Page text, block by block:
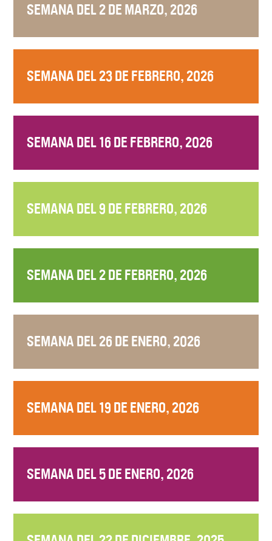
SEMANA DEL 2 DE MARZO, 2026
SEMANA DEL 23 DE FEBRERO, 2026
SEMANA DEL 16 DE FEBRERO, 2026
SEMANA DEL 9 DE FEBRERO, 2026
SEMANA DEL 2 DE FEBRERO, 2026
SEMANA DEL 26 DE ENERO, 2026
SEMANA DEL 19 DE ENERO, 2026
SEMANA DEL 5 DE ENERO, 2026